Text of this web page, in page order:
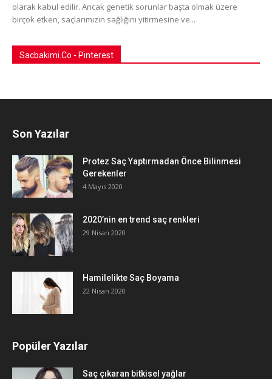
olarak kabul edilir. Ancak genetik sorunlar başta olmak üzere
birçok etken, saçlarımızın sağlığını yitirmesine ve...
Sacbakimi.Co - Pinterest
Son Yazılar
Protez Saç Yaptırmadan Önce Bilinmesi
Gerekenler
4 Mayıs 2020
2020’nin en trend saç renkleri
29 Nisan 2020
Hamilelikte Saç Boyama
22 Nisan 2020
Popüler Yazılar
Saç çıkaran bitkisel yağlar